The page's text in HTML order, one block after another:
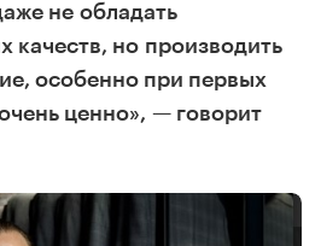
не обладать
качеств, но производить
особенно при первых
ценно», — говорит